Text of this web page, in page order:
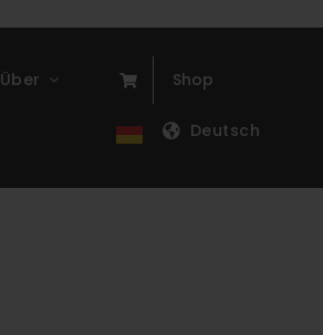
Über Shop
Deutsch